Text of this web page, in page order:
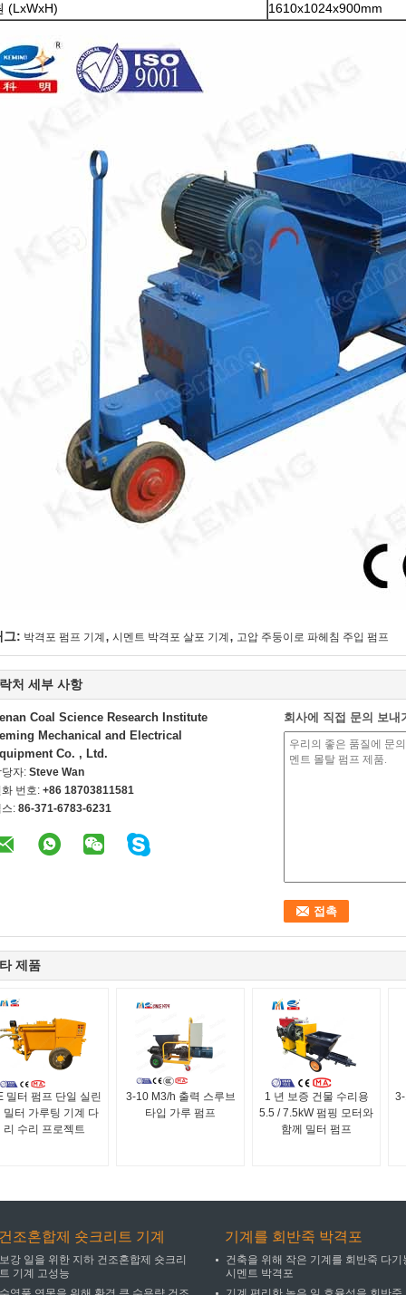
(LxWxH)
1610x1024x900mm
그: 박격포 펌프 기계 , 시멘트 박격포 살포 기계 , 고압 주둥이로 파헤침 주입 펌프
처 세부 사항
Coal Science Research Institute
Mechanical and Electrical
Co. , Ltd.
자: Steve Wan
번호: +86 18703811581
: 86-371-6783-6231
회사에 직접 문의 보내
제품
밀터 펌프 단일 실린
밀터 가루팅 기계 다
리 수리 프로젝트
3-10 M3/h 출력 스루브
타입 가루 펌프
1 년 보증 건물 수리용
5.5 / 7.5kW 펌핑 모터와
함께 밀터 펌프
조혼합제 숏크리트 기계
보강 일을 위한 지하 건조혼합제 숏크리
트 기계 고성능
기계를 회반죽 박격포
건축을 위해 작은 기계를 회반죽 다기
시멘트 박격포